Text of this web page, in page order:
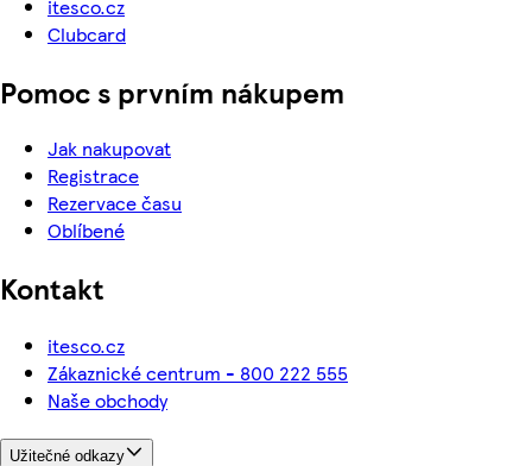
itesco.cz
Clubcard
Pomoc s prvním nákupem
Jak nakupovat
Registrace
Rezervace času
Oblíbené
Kontakt
itesco.cz
Zákaznické centrum - 800 222 555
Naše obchody
Užitečné odkazy